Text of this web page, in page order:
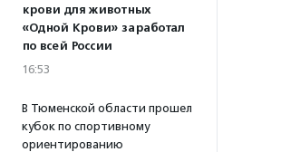
крови для животных
«Одной Крови» заработал
по всей России
16:53
В Тюменской области прошел
кубок по спортивному
ориентированию